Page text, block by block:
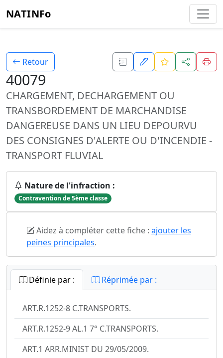
NATINFo
Retour
40079
CHARGEMENT, DECHARGEMENT OU
TRANSBORDEMENT DE MARCHANDISE
DANGEREUSE DANS UN LIEU DEPOURVU
DES CONSIGNES D'ALERTE OU D'INCENDIE -
TRANSPORT FLUVIAL
Nature de l'infraction :
Contravention de 5ème classe
Aidez à compléter cette fiche : ajouter les
peines principales.
Définie par : Réprimée par :
ART.R.1252-8 C.TRANSPORTS.
ART.R.1252-9 AL.1 7° C.TRANSPORTS.
ART.1 ARR.MINIST DU 29/05/2009.